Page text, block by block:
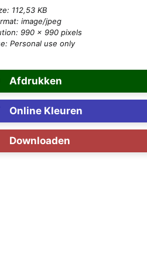
112,53 KB
image/jpeg
990 × 990 pixels
Personal use only
Afdrukken
Online Kleuren
Downloaden